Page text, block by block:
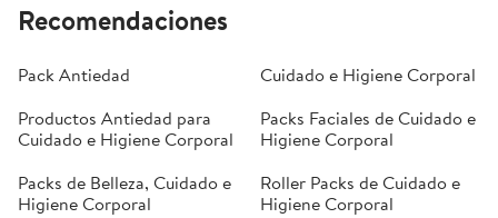
Recomendaciones
Pack Antiedad
Cuidado e Higiene Corporal
Productos Antiedad para
Cuidado e Higiene Corporal
Packs Faciales de Cuidado e
Higiene Corporal
Packs de Belleza, Cuidado e
Higiene Corporal
Roller Packs de Cuidado e
Higiene Corporal